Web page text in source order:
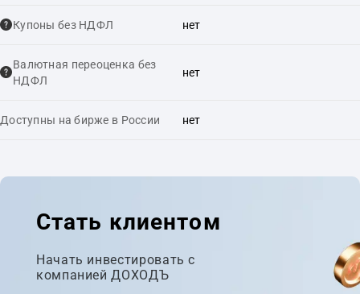
Купоны без НДФЛ нет
Валютная переоценка без
НДФЛ
нет
Доступны на бирже в России нет
Стать клиентом
Начать инвестировать с
компанией ДОХОДЪ